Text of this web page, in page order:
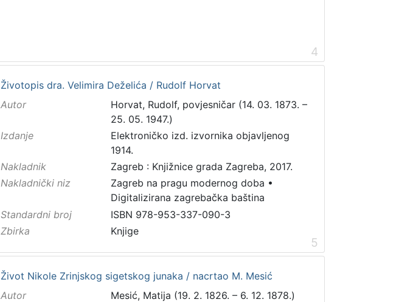
4
Životopis dra. Velimira Deželića / Rudolf Horvat
Autor
Horvat, Rudolf, povjesničar (14. 03. 1873. –
25. 05. 1947.)
Izdanje
Elektroničko izd. izvornika objavljenog
1914.
Nakladnik
Zagreb : Knjižnice grada Zagreba, 2017.
Nakladnički niz
Zagreb na pragu modernog doba •
Digitalizirana zagrebačka baština
Standardni broj
ISBN 978-953-337-090-3
Zbirka
Knjige
5
Život Nikole Zrinjskog sigetskog junaka / nacrtao M. Mesić
Autor
Mesić, Matija (19. 2. 1826. – 6. 12. 1878.)